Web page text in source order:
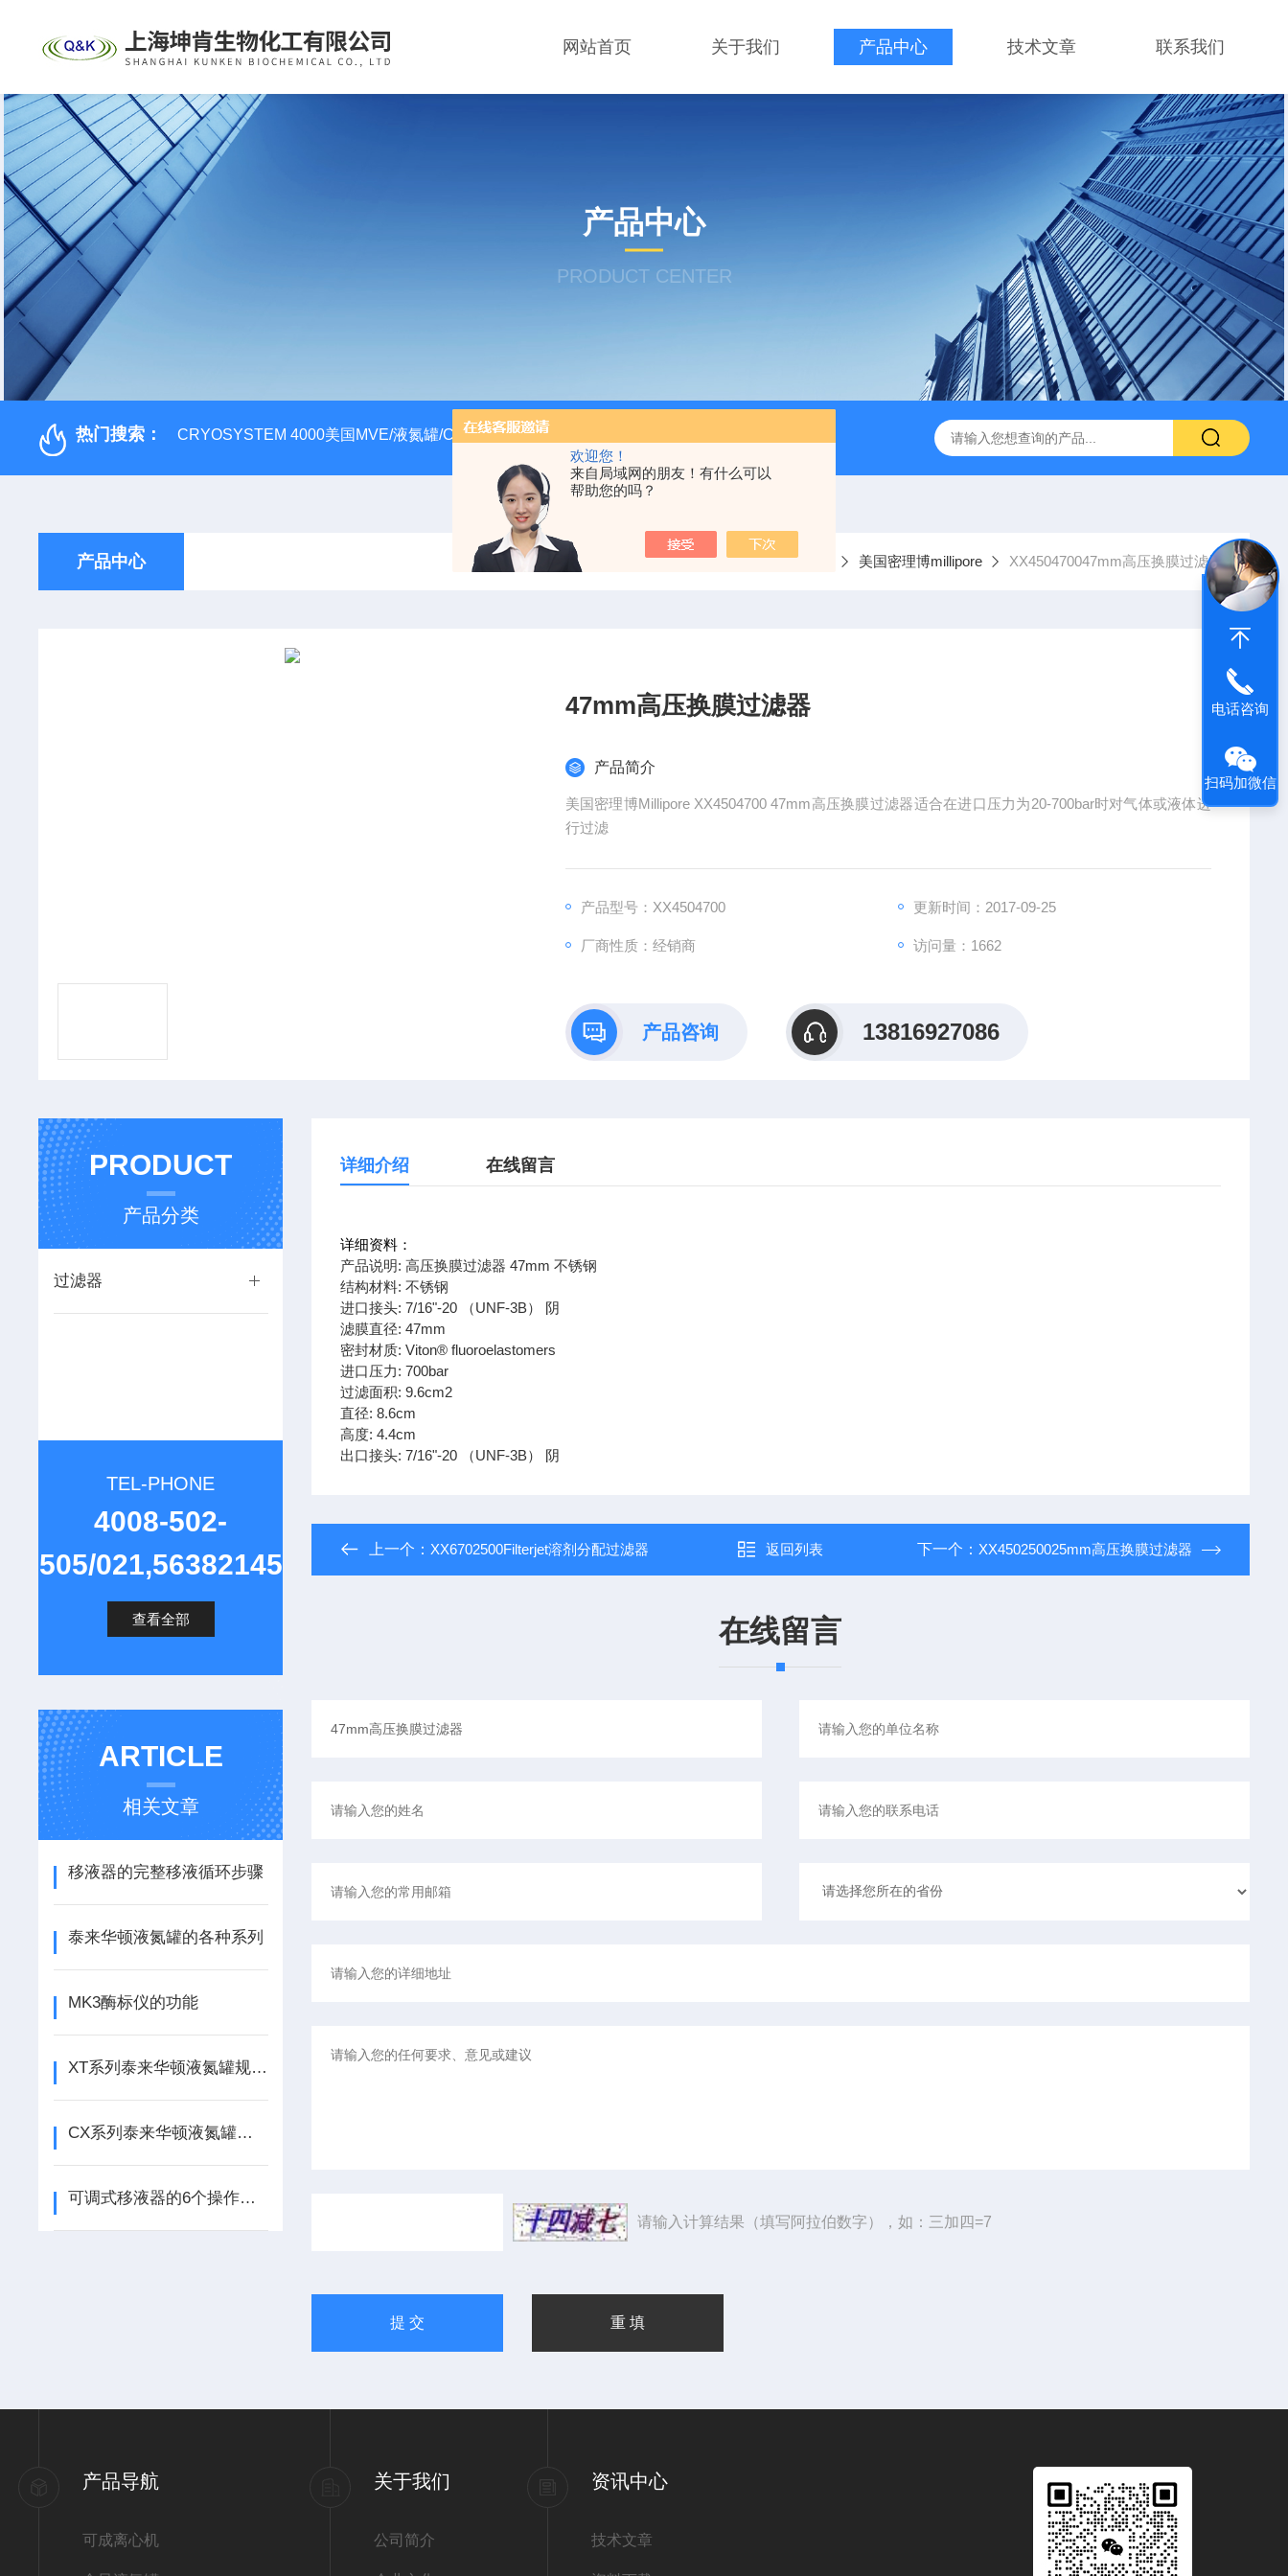
欢迎您！
来自局域网的朋友！有什么可以
帮助您的吗？
网站首页 关于我们 产品中心 技术文章 联系我们
产品中心
PRODUCT CENTER
热门搜索： CRYOSYSTEM 4000美国MVE/液氮罐/CRYOSYSTEM 4000 美国Corning 384孔细胞培养板 安捷伦Agilent色谱柱清单1 产品价格
产品中心 当前位置：首页 产品中心 过滤器 美国密理博millipore XX450470047mm高压换膜过滤器
47mm高压换膜过滤器
产品简介
美国密理博Millipore XX4504700 47mm高压换膜过滤器适合在进口压力为20-700bar时对气体或液体进
行过滤
产品型号：XX4504700 更新时间：2017-09-25
厂商性质：经销商 访问量：1662
产品咨询 13816927086
PRODUCT
产品分类
过滤器
TEL-PHONE
4008-502-
505/021,56382145
查看全部
ARTICLE
相关文章
移液器的完整移液循环步骤
泰来华顿液氮罐的各种系列
MK3酶标仪的功能
XT系列泰来华顿液氮罐规格及贮存量介绍
CX系列泰来华顿液氮罐的特点
可调式移液器的6个操作步骤
详细介绍 在线留言
详细资料：
产品说明: 高压换膜过滤器 47mm 不锈钢
结构材料: 不锈钢
进口接头: 7/16"-20 （UNF-3B） 阴
滤膜直径: 47mm
密封材质: Viton® fluoroelastomers
进口压力: 700bar
过滤面积: 9.6cm2
直径: 8.6cm
高度: 4.4cm
出口接头: 7/16"-20 （UNF-3B） 阴
上一个： XX6702500Filterjet溶剂分配过滤器 返回列表 下一个： XX450250025mm高压换膜过滤器
在线留言
请输入计算结果（填写阿拉伯数字），如：三加四=7
产品导航
可成离心机
关于我们
公司简介
资讯中心
技术文章
电话咨询
扫码加微信